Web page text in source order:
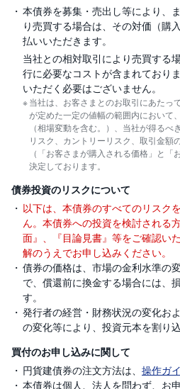
本債券を募集・売出し等により、
り売買する場合は、その対価（購
払いいただきます。
当社との相対取引により売買する
行に必要なコストが含まれており
いただく必要はございません。
当社は、お客さまとのお取引にあたっ
が定めた一定の値幅の範囲内において
（相場変動を含む。）、当社が得る
リスク、カントリーリスク、取引金額
（「お客さまが購入される価格」と
決定しております。
債券投資のリスクについて
以下は、本債券のすべてのリスク
ん。本債券への投資を検討される
面』、『目論見書』等をご確認い
解のうえでお申し込みください。
債券の価格は、市場の金利水準の
で、償還前に換金する場合には、
す。
発行者の経営・財務状況の変化お
の変化等により、投資元本を割り
買付のお申し込みに関して
円貨建債券の注文方法は、 操作ガ
本債券は個人、法人を問わず、お